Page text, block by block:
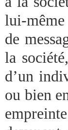
lui-
de
la
d’un
ou bien